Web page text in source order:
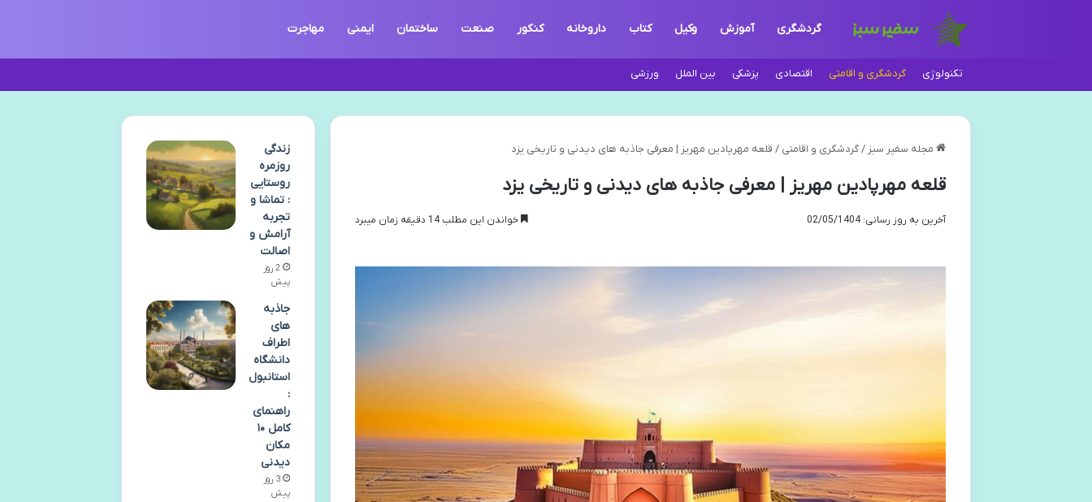
گردشگری آموزش وکیل کتاب داروخانه کنکور صنعت ساختمان ایمنی مهاجرت
تکنولوژی گردشگری و اقامتی اقتصادی پزشکی بین الملل ورزشی
مجله سفیر سبز / گردشگری و اقامتی / قلعه مهرپادین مهریز | معرفی جاذبه های دیدنی و تاریخی یزد
قلعه مهرپادین مهریز | معرفی جاذبه های دیدنی و تاریخی یزد
آخرین به روز رسانی: 02/05/1404 خواندن این مطلب 14 دقیقه زمان میبرد
زندگی
روزمره
روستایی
: تماشا و
تجربه
آرامش و
اصالت
2 روز
پیش
جاذبه
های
اطراف
دانشگاه
استانبول
:
راهنمای
کامل ۱۰
مکان
دیدنی
3 روز
پیش